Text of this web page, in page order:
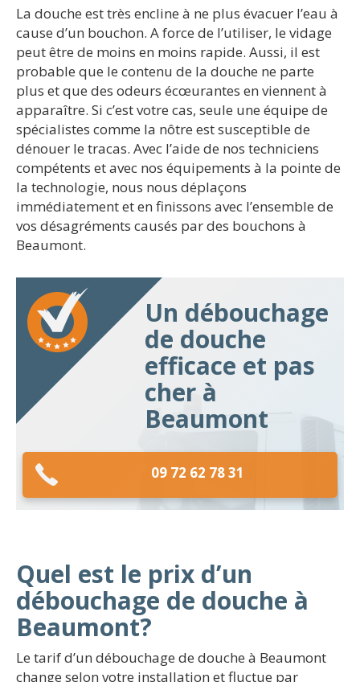
La douche est très encline à ne plus évacuer l’eau à
cause d’un bouchon. A force de l’utiliser, le vidage
peut être de moins en moins rapide. Aussi, il est
probable que le contenu de la douche ne parte
plus et que des odeurs écœurantes en viennent à
apparaître. Si c’est votre cas, seule une équipe de
spécialistes comme la nôtre est susceptible de
dénouer le tracas. Avec l’aide de nos techniciens
compétents et avec nos équipements à la pointe de
la technologie, nous nous déplaçons
immédiatement et en finissons avec l’ensemble de
vos désagréments causés par des bouchons à
Beaumont.
Un débouchage
de douche
efficace et pas
cher à
Beaumont
09 72 62 78 31
Quel est le prix d’un
débouchage de douche à
Beaumont?
Le tarif d’un débouchage de douche à Beaumont
change selon votre installation et fluctue par